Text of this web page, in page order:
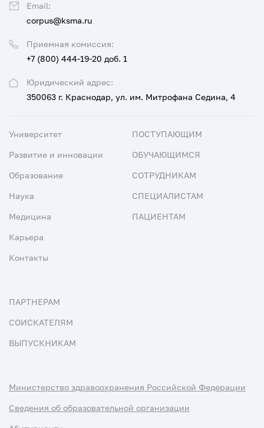
Юридический адрес:
350063 г. Краснодар, ул. им. Митрофана Седина, 4
Приемная комиссия:
+7 (800) 444-19-20 доб. 1
Email:
corpus@ksma.ru
Университет
Развитие и инновации
Образование
Наука
Медицина
Карьера
Контакты
ПОСТУПАЮЩИМ
ОБУЧАЮЩИМСЯ
СОТРУДНИКАМ
СПЕЦИАЛИСТАМ
ПАЦИЕНТАМ
ПАРТНЕРАМ
СОИСКАТЕЛЯМ
ВЫПУСКНИКАМ
Министерство здравоохранения Российской Федерации
Сведения об образовательной организации